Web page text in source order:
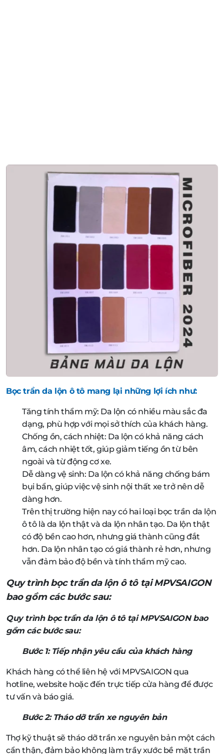
Bọc trần da lộn ô tô mang lại những lợi ích như:
Tăng tính thẩm mỹ: Da lộn có nhiều màu sắc đa
dạng, phù hợp với mọi sở thích của khách hàng.
Chống ồn, cách nhiệt: Da lộn có khả năng cách
âm, cách nhiệt tốt, giúp giảm tiếng ồn từ bên
ngoài và từ động cơ xe.
Dễ dàng vệ sinh: Da lộn có khả năng chống bám
bụi bẩn, giúp việc vệ sinh nội thất xe trở nên dễ
dàng hơn.
Trên thị trường hiện nay có hai loại bọc trần da lộn
ô tô là da lộn thật và da lộn nhân tạo. Da lộn thật
có độ bền cao hơn, nhưng giá thành cũng đắt
hơn. Da lộn nhân tạo có giá thành rẻ hơn, nhưng
vẫn đảm bảo độ bền và tính thẩm mỹ cao.
Quy trình bọc trần da lộn ô tô tại MPVSAIGON
bao gồm các bước sau:
Quy trình bọc trần da lộn ô tô tại MPVSAIGON bao
gồm các bước sau:
Bước 1: Tiếp nhận yêu cầu của khách hàng
Khách hàng có thể liên hệ với MPVSAIGON qua
hotline, website hoặc đến trực tiếp cửa hàng để được
tư vấn và báo giá.
Bước 2: Tháo dỡ trần xe nguyên bản
Thợ kỹ thuật sẽ tháo dỡ trần xe nguyên bản một cách
cẩn thận, đảm bảo không làm trầy xước bề mặt trần